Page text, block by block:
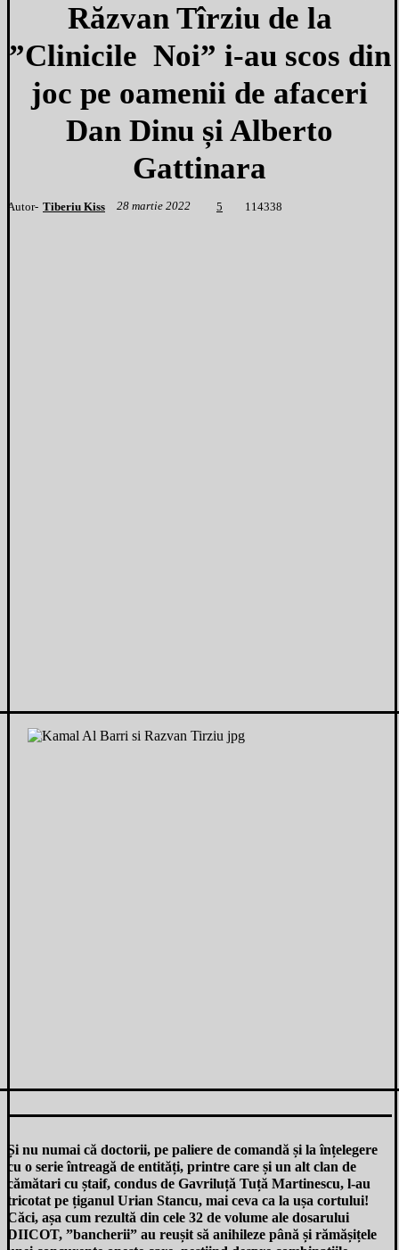
Răzvan Tîrziu de la
”Clinicile Noi” i-au scos din
joc pe oamenii de afaceri
Dan Dinu și Alberto
Gattinara
Autor- Tiberiu Kiss 28 martie 2022 5 1 14338
Și nu numai că doctorii, pe paliere de comandă și la înțelegere
cu o serie întreagă de entități, printre care și un alt clan de
cămătari cu ștaif, condus de Gavriluță Tuță Martinescu, l-au
tricotat pe țiganul Urian Stancu, mai ceva ca la ușa cortului!
Căci, așa cum rezultă din cele 32 de volume ale dosarului
DIICOT, ”bancherii” au reușit să anihileze până și rămășițele